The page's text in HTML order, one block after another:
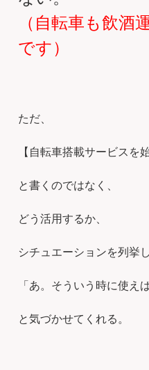
（自転車も飲酒
です）
ただ、
【自転車搭載サービスを
と書くのではなく、
どう活用するか、
シチュエーションを列挙
「あ。そういう時に使え
と気づかせてくれる。